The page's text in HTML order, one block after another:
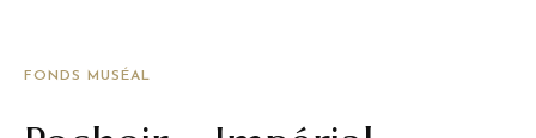
FONDS MUSÉAL